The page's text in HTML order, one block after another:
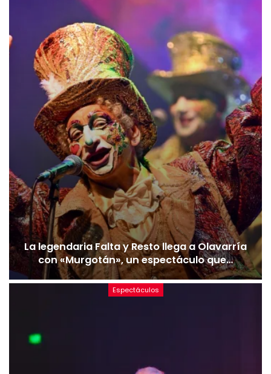
La legendaria Falta y Resto llega a Olavarría
con «Murgotán», un espectáculo que…
Espectáculos